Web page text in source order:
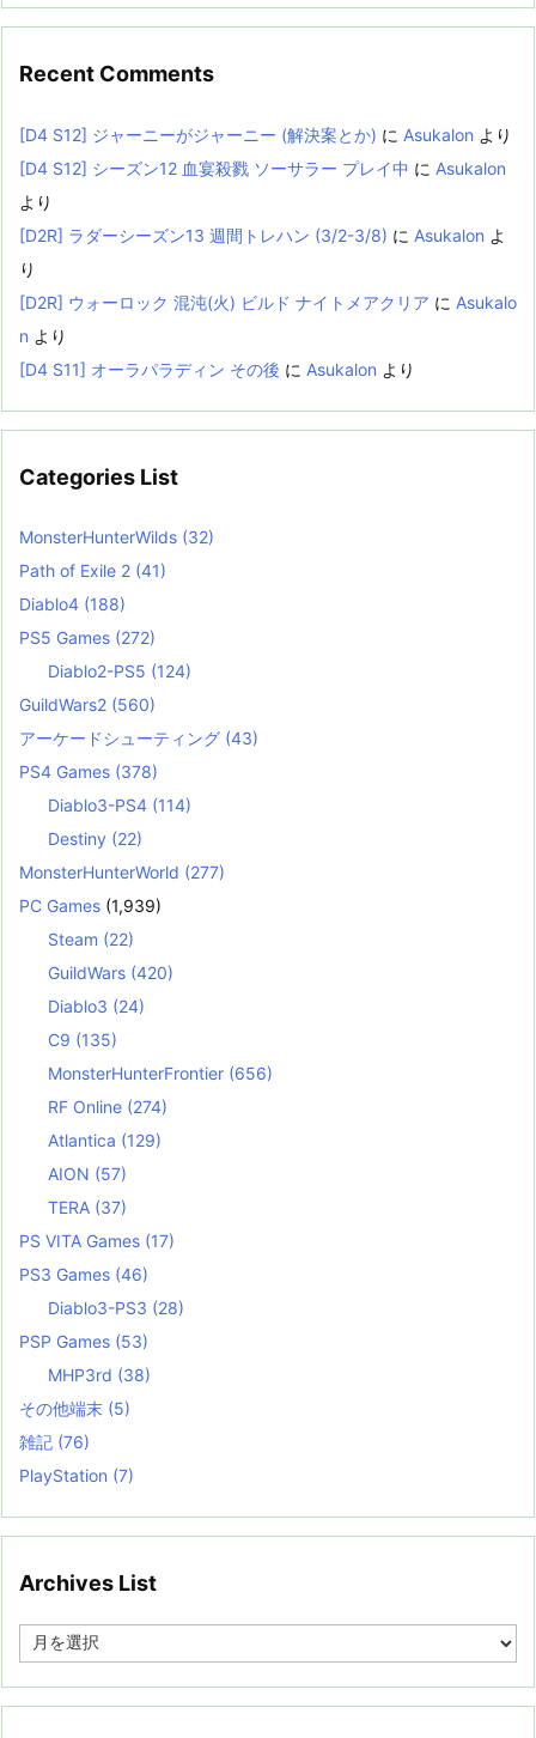
Recent Comments
[D4 S12] ジャーニーがジャーニー (解決案とか) に Asukalon より
[D4 S12] シーズン12 血宴殺戮 ソーサラー プレイ中 に Asukalon
より
[D2R] ラダーシーズン13 週間トレハン (3/2-3/8) に Asukalon よ
り
[D2R] ウォーロック 混沌(火) ビルド ナイトメアクリア に Asukalo
n より
[D4 S11] オーラパラディン その後 に Asukalon より
Categories List
MonsterHunterWilds (32)
Path of Exile 2 (41)
Diablo4 (188)
PS5 Games (272)
Diablo2-PS5 (124)
GuildWars2 (560)
アーケードシューティング (43)
PS4 Games (378)
Diablo3-PS4 (114)
Destiny (22)
MonsterHunterWorld (277)
PC Games (1,939)
Steam (22)
GuildWars (420)
Diablo3 (24)
C9 (135)
MonsterHunterFrontier (656)
RF Online (274)
Atlantica (129)
AION (57)
TERA (37)
PS VITA Games (17)
PS3 Games (46)
Diablo3-PS3 (28)
PSP Games (53)
MHP3rd (38)
その他端末 (5)
雑記 (76)
PlayStation (7)
Archives List